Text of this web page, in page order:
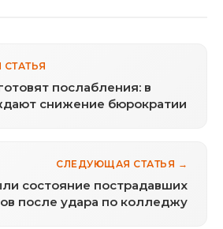
послабления: в
снижение бюрократии
СЛЕДУЮЩАЯ СТАТЬЯ →
состояние пострадавших
после удара по колледжу